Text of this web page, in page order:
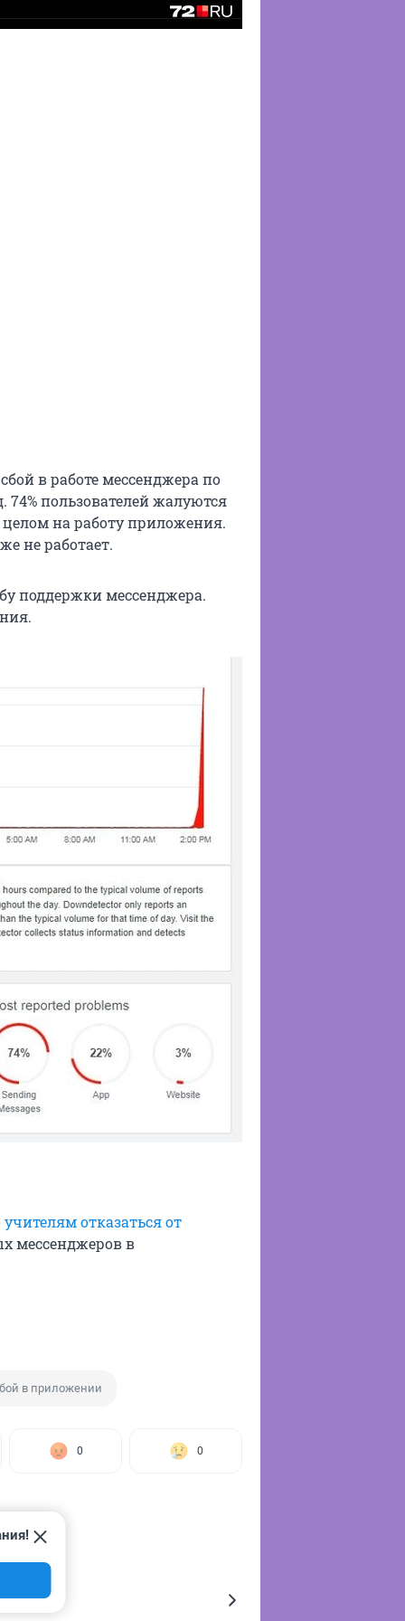
в работе мессенджера по
74% пользователей жалуются
на работу приложения.
не работает.
поддержки мессенджера.
отказаться от
мессенджеров в
в приложении
0 0